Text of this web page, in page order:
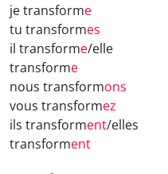
je transforme
tu transformes
il transforme/elle
transforme
nous transformons
vous transformez
ils transforment/elles
transforment